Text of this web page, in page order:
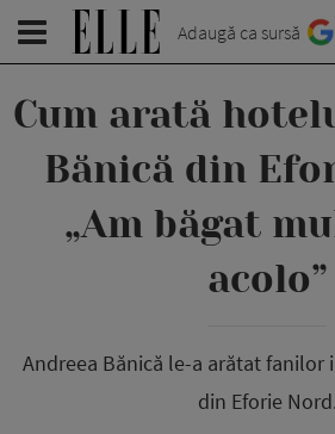
Adaugă ca sursă
Cum arată
Bănică din
„Am băgat
acolo”
Andreea Bănică le-a arătat fanilor
din Eforie Nord.